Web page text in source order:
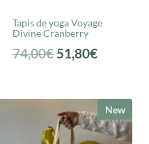
Tapis de yoga Voyage
Divine Cranberry
74,00€ Le
était :
74,00€.
51,80€Le
est :
51,80€.
New